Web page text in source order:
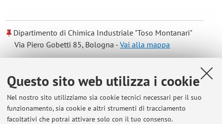
Questo sito web utilizza i cookie
Nel nostro sito utilizziamo sia cookie tecnici necessari per il suo
funzionamento, sia cookie e altri strumenti di tracciamento
facoltativi che potrai attivare solo con il tuo consenso.
Dipartimento di Chimica Industriale "Toso Montanari"
Via Piero Gobetti 85, Bologna -Vai alla mappa
Risorse in rete
ORCID